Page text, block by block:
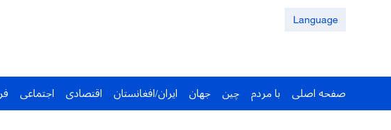
Language
صفحه اصلی با مردم چین جهان ایران/افغانستان اقتصادی اجتماعی